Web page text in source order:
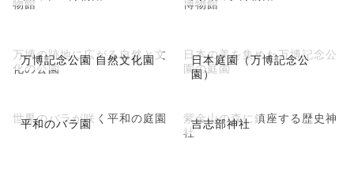
万博記念公園 自然文化園
万博の跡地に広がる自然と文
化の公園
日本庭園（万博記念公
園）
日本の美を集めた万博記念公
園の庭園
平和のバラ園
世界のバラが咲く平和の庭園 吉志部神社
紫金山の森に鎮座する歴史神
社